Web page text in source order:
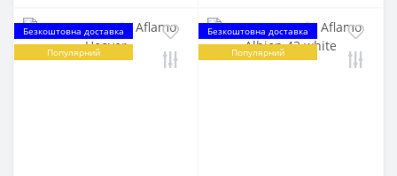
Безкоштовна доставка
Популярний
Безкоштовна доставка
Популярний